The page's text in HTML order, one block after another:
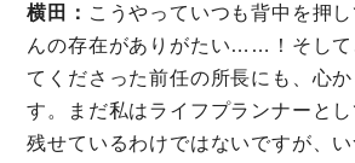
横田： こうやっていつも背中を押
んの存在がありがたい……！そして
てくださった前任の所長にも、心
す。まだ私はライフプランナーと
残せているわけではないですが、